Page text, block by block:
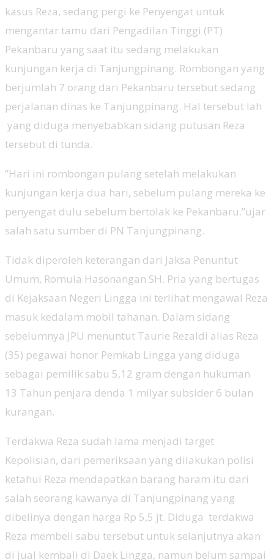
kasus Reza, sedang pergi ke Penyengat untuk
mengantar tamu dari Pengadilan Tinggi (PT)
Pekanbaru yang saat itu sedang melakukan
kunjungan kerja di Tanjungpinang. Rombongan yang
berjumlah 7 orang dari Pekanbaru tersebut sedang
perjalanan dinas ke Tanjungpinang. Hal tersebut lah
yang diduga menyebabkan sidang putusan Reza
tersebut di tunda.
”Hari ini rombongan pulang setelah melakukan
kunjungan kerja dua hari, sebelum pulang mereka ke
penyengat dulu sebelum bertolak ke Pekanbaru.”ujar
salah satu sumber di PN Tanjungpinang.
Tidak diperoleh keterangan dari Jaksa Penuntut
Umum, Romula Hasonangan SH. Pria yang bertugas
di Kejaksaan Negeri Lingga ini terlihat mengawal Reza
masuk kedalam mobil tahanan. Dalam sidang
sebelumnya JPU menuntut Taurie Rezaldi alias Reza
(35) pegawai honor Pemkab Lingga yang diduga
sebagai pemilik sabu 5,12 gram dengan hukuman
13 Tahun penjara denda 1 milyar subsider 6 bulan
kurangan.
Terdakwa Reza sudah lama menjadi target
Kepolisian, dari pemeriksaan yang dilakukan polisi
ketahui Reza mendapatkan barang haram itu dari
salah seorang kawanya di Tanjungpinang yang
dibelinya dengan harga Rp 5,5 jt. Diduga terdakwa
Reza membeli sabu tersebut untuk selanjutnya akan
di jual kembali di Daek Lingga, namun belum sampai